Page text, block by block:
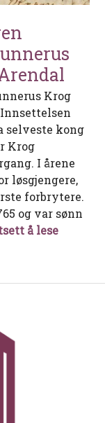
Krog
selveste kong
Krog
I årene
løsgjengere,
forbrytere.
og var sønn
å leseDa den